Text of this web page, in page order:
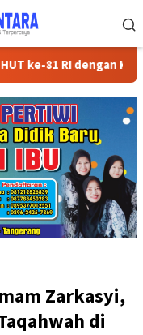
RI dengan Kegiatan
Zarkasyi,
di